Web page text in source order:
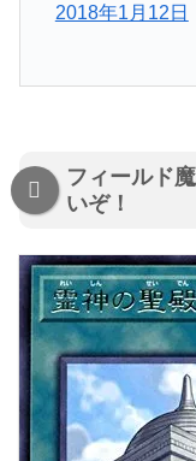
2018年1月12日
フィールド
いぞ！